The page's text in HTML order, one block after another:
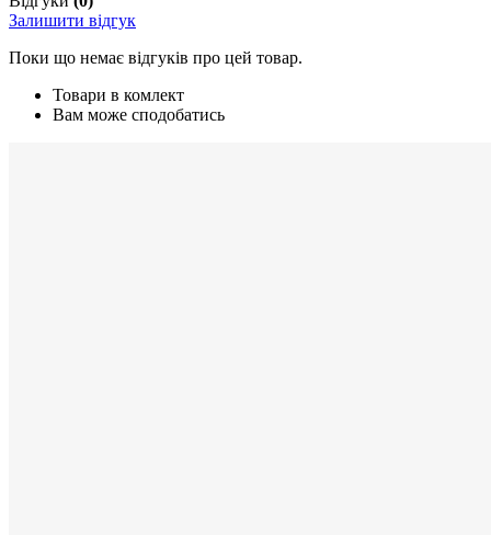
Залишити відгук
Поки що немає відгуків про цей товар.
Товари в комлект
Вам може сподобатись